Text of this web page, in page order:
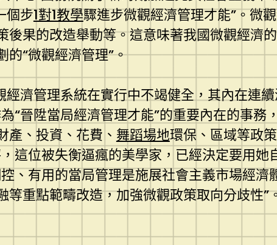
個步1對1教學驟進步微觀經濟管理才能”。微
後果的改造舉動等。這意味著我國微觀經濟
的“微觀經濟管理”。
經濟管理系統在實行中不竭健全，其內在連
“晉陞當局經濟管理才能”的重要內在的事
產、投資、花費、 舞蹈場地環保、區域等政
這位被失衡逼瘋的美學家，已經決定要用
、有用的當局管理是施展社會主義市場經
等重點範疇改造，加強微觀政策取向分歧性